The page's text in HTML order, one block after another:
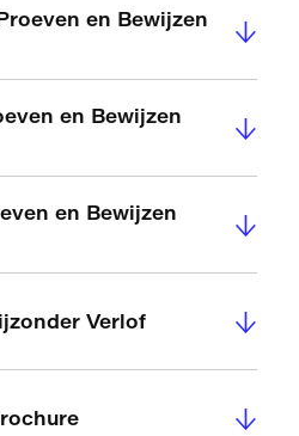
en Bewijzen
↓
en Bewijzen
↓
en Bewijzen
↓
Verlof ↓
↓